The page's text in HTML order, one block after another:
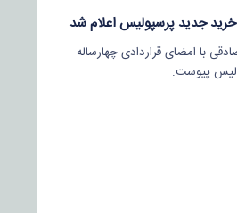
جدید پرسپولیس اعلام شد
با امضای قراردادی چهارساله
پیوست.